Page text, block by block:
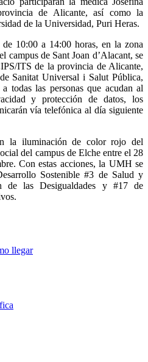
de Alicante, así como la
de la Universidad, Puri Heras.
10:00 a 14:00 horas, en la zona
campus de Sant Joan d’Alacant, se
ITS de la provincia de Alicante,
Sanitat Universal i Salut Pública,
todas las personas que acudan al
y protección de datos, los
vía telefónica al día siguiente
la iluminación de color rojo del
del campus de Elche entre el 28
Con estas acciones, la UMH se
Sostenible #3 de Salud y
de las Desigualdades y #17 de
llegar